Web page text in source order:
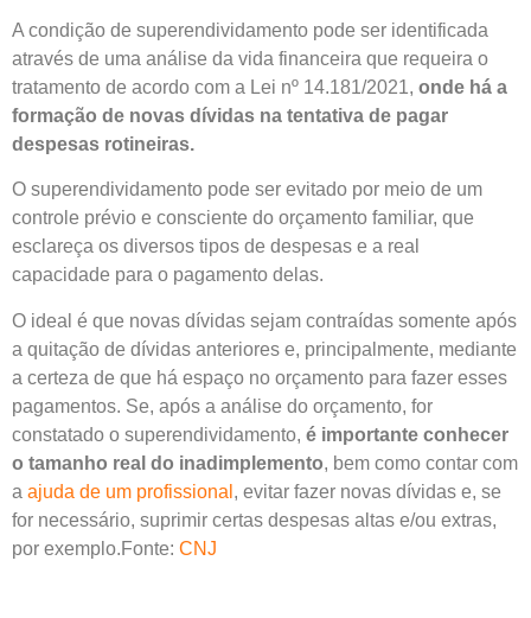
A condição de superendividamento pode ser identificada
através de uma análise da vida financeira que requeira o
tratamento de acordo com a Lei nº 14.181/2021, onde há a
formação de novas dívidas na tentativa de pagar
despesas rotineiras.
O superendividamento pode ser evitado por meio de um
controle prévio e consciente do orçamento familiar, que
esclareça os diversos tipos de despesas e a real
capacidade para o pagamento delas.
O ideal é que novas dívidas sejam contraídas somente após
a quitação de dívidas anteriores e, principalmente, mediante
a certeza de que há espaço no orçamento para fazer esses
pagamentos. Se, após a análise do orçamento, for
constatado o superendividamento, é importante conhecer
o tamanho real do inadimplemento, bem como contar com
a ajuda de um profissional , evitar fazer novas dívidas e, se
for necessário, suprimir certas despesas altas e/ou extras,
por exemplo.Fonte: CNJ